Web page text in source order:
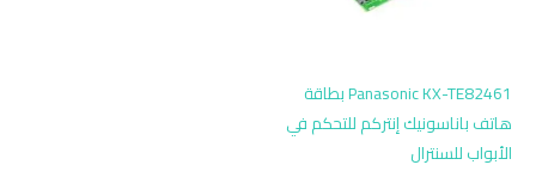
Panasonic KX-TE82461 بطاقة
هاتف باناسونيك إنتركم للتحكم في
الأبواب للسنترال